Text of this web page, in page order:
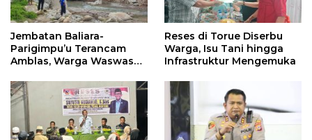
Jembatan Baliara-
Parigimpu’u Terancam
Amblas, Warga Waswas
Reses di Torue Diserbu
Warga, Isu Tani hingga
Infrastruktur Mengemuka